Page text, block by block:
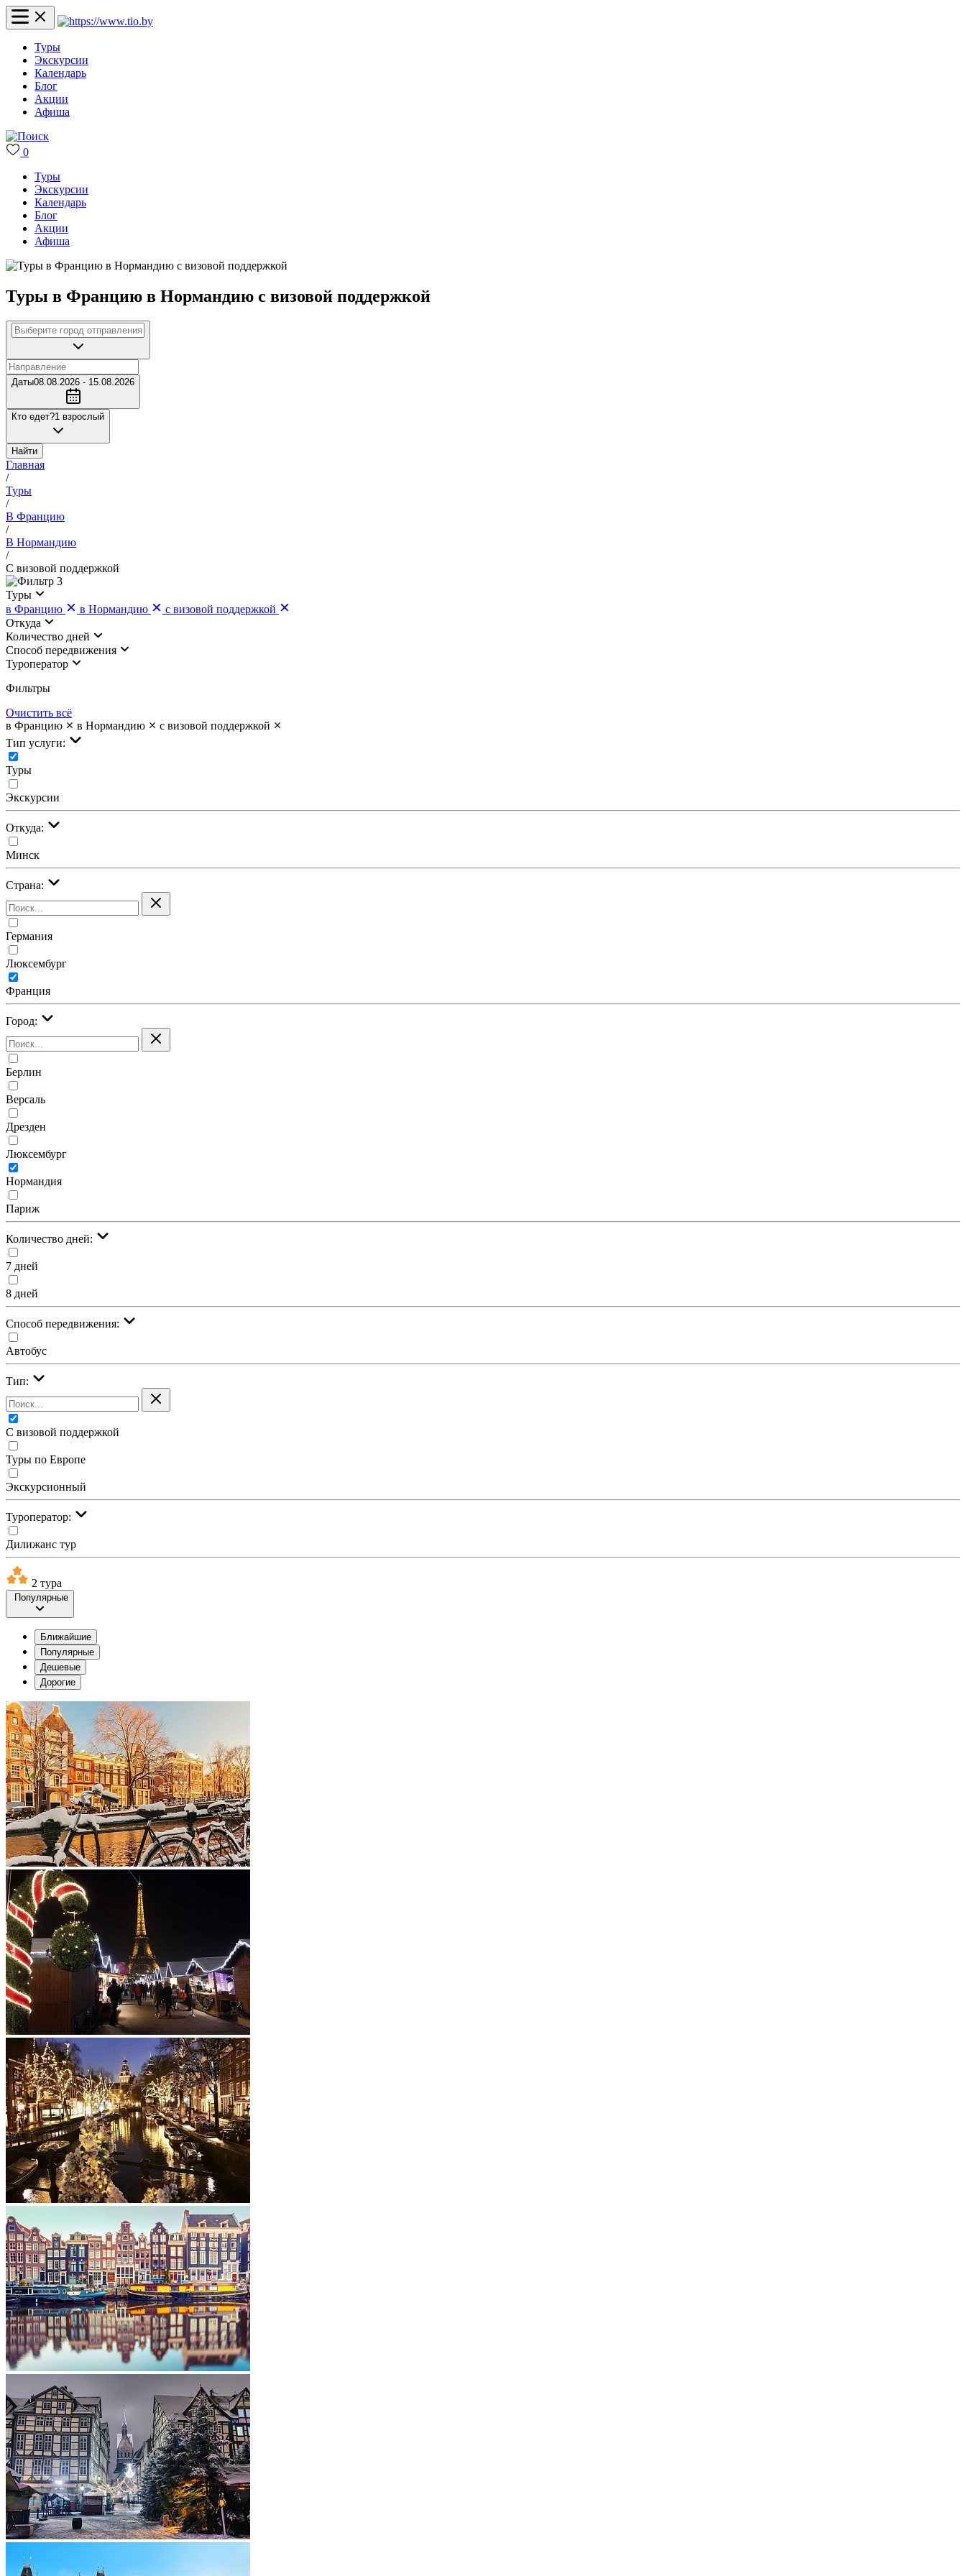
Туры
Экскурсии
Календарь
Блог
Акции
Афиша
0
Туры
Экскурсии
Календарь
Блог
Акции
Афиша
Туры в Францию в Нормандию с визовой поддержкой
Даты08.08.2026 - 15.08.2026
Кто едет?1 взрослый
Найти
Главная
/
Туры
/
В Францию
/
В Нормандию
/
С визовой поддержкой
3
Туры
в Францию
в Нормандию
с визовой поддержкой
Откуда
Количество дней
Cпособ передвижения
Туроператор
Фильтры
Очистить всё
в Францию
в Нормандию
с визовой поддержкой
Тип услуги:
Туры
Экскурсии
Откуда:
Минск
Страна:
Германия
Люксембург
Франция
Город:
Берлин
Версаль
Дрезден
Люксембург
Нормандия
Париж
Количество дней:
7 дней
8 дней
Cпособ передвижения:
Автобус
Тип:
С визовой поддержкой
Туры по Европе
Экскурсионный
Туроператор:
Дилижанс тур
2 тура
Популярные
Ближайшие
Популярные
Дешевые
Дорогие